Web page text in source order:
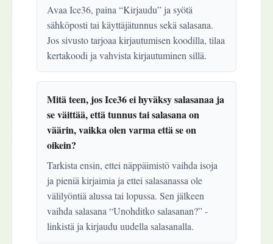
Avaa Ice36, paina “Kirjaudu” ja syötä
sähköposti tai käyttäjätunnus sekä salasana.
Jos sivusto tarjoaa kirjautumisen koodilla, tilaa
kertakoodi ja vahvista kirjautuminen sillä.
Mitä teen, jos Ice36 ei hyväksy salasanaa ja
se väittää, että tunnus tai salasana on
väärin, vaikka olen varma että se on
oikein?
Tarkista ensin, ettei näppäimistö vaihda isoja
ja pieniä kirjaimia ja ettei salasanassa ole
välilyöntiä alussa tai lopussa. Sen jälkeen
vaihda salasana “Unohditko salasanan?” -
linkistä ja kirjaudu uudella salasanalla.